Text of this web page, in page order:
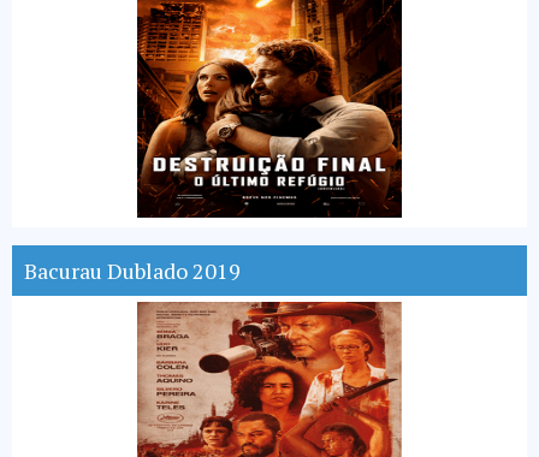
Bacurau Dublado 2019